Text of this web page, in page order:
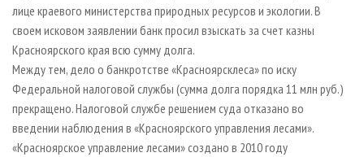
лице краевого министерства природных ресурсов и экологии. В
своем исковом заявлении банк просил взыскать за счет казны
Красноярского края всю сумму долга.
Между тем, дело о банкротстве «Красноярсклеса» по иску
Федеральной налоговой службы (сумма долга порядка 11 млн руб.)
прекращено. Налоговой службе решением суда отказано во
введении наблюдения в «Красноярского управления лесами».
«Красноярское управление лесами» создано в 2010 году